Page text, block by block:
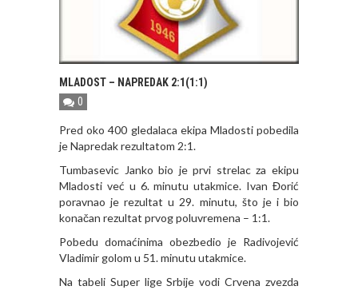
MLADOST – NAPREDAK 2:1(1:1)
0
Pred oko 400 gledalaca ekipa Mladosti pobedila
je Napredak rezultatom 2:1.
Tumbasevic Janko bio je prvi strelac za ekipu
Mladosti već u 6. minutu utakmice. Ivan Đorić
poravnao je rezultat u 29. minutu, što je i bio
konačan rezultat prvog poluvremena – 1:1.
Pobedu domaćinima obezbedio je Radivojević
Vladimir golom u 51. minutu utakmice.
Na tabeli Super lige Srbije vodi Crvena zvezda